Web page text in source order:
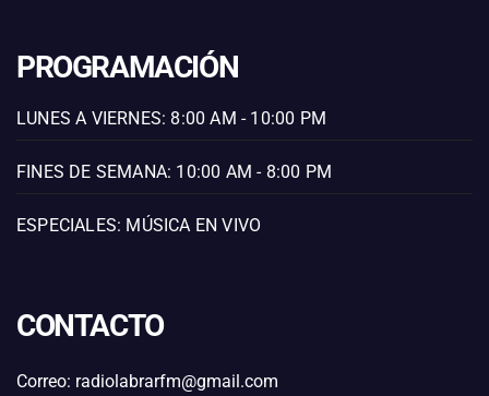
PROGRAMACIÓN
LUNES A VIERNES: 8:00 AM - 10:00 PM
FINES DE SEMANA: 10:00 AM - 8:00 PM
ESPECIALES: MÚSICA EN VIVO
CONTACTO
Correo: radiolabrarfm@gmail.com